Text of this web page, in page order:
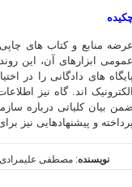
عرضه منابع و کتاب های
عمومی ابزارهای آن، این
پایگاه های دادگانی را در
الکترونیک اند. گاه نیز
ضمن بیان کلیاتی درباره
پرداخته و پیشنهادهایی نیز
نویسنده: مصطفی